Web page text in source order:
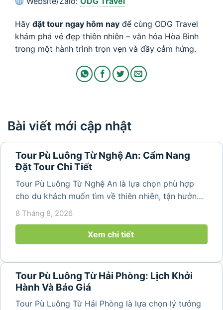
Hãy đặt tour ngay hôm nay để cùng ODG Travel
khám phá vẻ đẹp thiên nhiên – văn hóa Hòa Bình
trong một hành trình trọn vẹn và đầy cảm hứng.
Bài viết mới cập nhật
Tour Pù Luông Từ Nghệ An: Cẩm Nang
Đặt Tour Chi Tiết
Tour Pù Luông Từ Nghệ An là lựa chọn phù hợp
cho du khách muốn tìm về thiên nhiên, tận hưởng
không khí trong lành và khám phá vẻ đẹp bình yên
của vùng núi Thanh Hóa. Với những bản làng mộc
8 Tháng 8, 2026
Xem chi tiết
Tour Pù Luông Từ Hải Phòng: Lịch Khởi
Hành Và Báo Giá
Tour Pù Luông Từ Hải Phòng là lựa chọn lý tưởng